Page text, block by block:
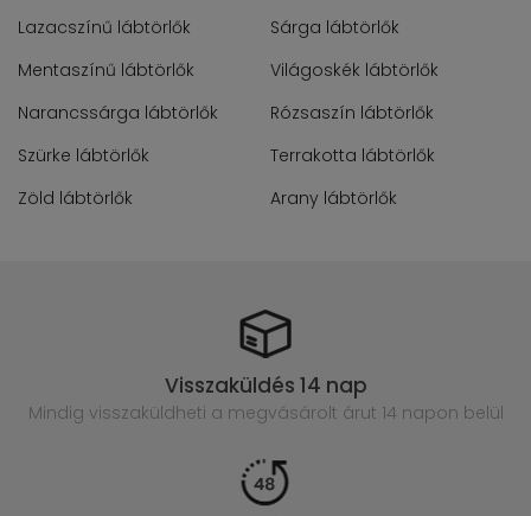
Lazacszínű lábtörlők
Sárga lábtörlők
Mentaszínű lábtörlők
Világoskék lábtörlők
Narancssárga lábtörlők
Rózsaszín lábtörlők
Szürke lábtörlők
Terrakotta lábtörlők
Zöld lábtörlők
Arany lábtörlők
Visszaküldés 14 nap
Mindig visszaküldheti a megvásárolt árut 14 napon belül